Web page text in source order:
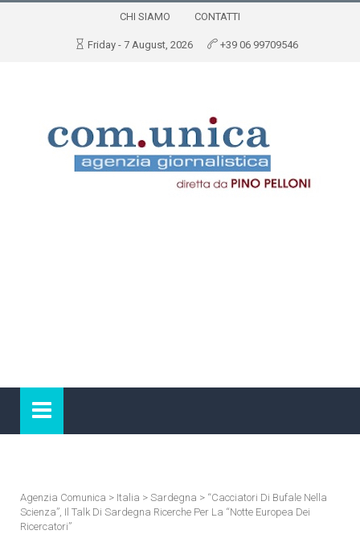
CHI SIAMO CONTATTI
Friday - 7 August, 2026 +39 06 99709546
Agenzia Comunica > Italia > Sardegna > “Cacciatori Di Bufale Nella
Scienza”, Il Talk Di Sardegna Ricerche Per La “Notte Europea Dei
Ricercatori”